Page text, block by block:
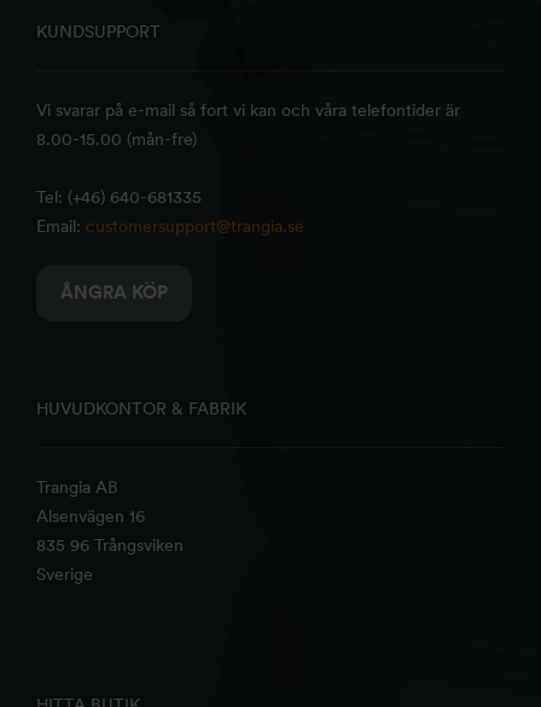
KUNDSUPPORT
Vi svarar på e-mail så fort vi kan och våra telefontider är
8.00-15.00 (mån-fre)
Tel: (+46) 640-681335
Email: customersupport@trangia.se
ÅNGRA KÖP
HUVUDKONTOR & FABRIK
Trangia AB
Alsenvägen 16
835 96 Trångsviken
Sverige